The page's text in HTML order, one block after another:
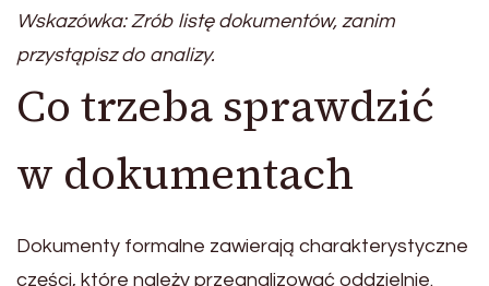
Wskazówka: Zrób listę dokumentów, zanim
przystąpisz do analizy.
Co trzeba sprawdzić
w dokumentach
Dokumenty formalne zawierają charakterystyczne
części, które należy przeanalizować oddzielnie.